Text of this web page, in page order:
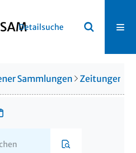
Detailsuche
Sammlungen Zeitungen